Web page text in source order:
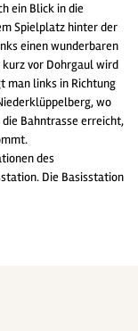
ein Blick in die
Spielplatz hinter der
einen wunderbaren
vor Dohrgaul wird
man links in Richtung
wo
Bahntrasse erreicht,
des
Die Basisstation